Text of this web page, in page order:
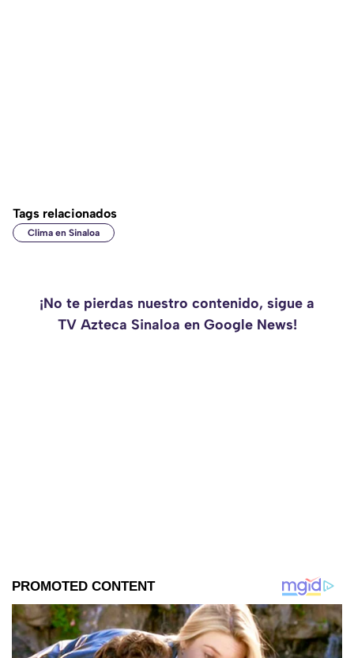
Tags relacionados
Clima en Sinaloa
¡No te pierdas nuestro contenido, sigue a
TV Azteca Sinaloa en Google News!